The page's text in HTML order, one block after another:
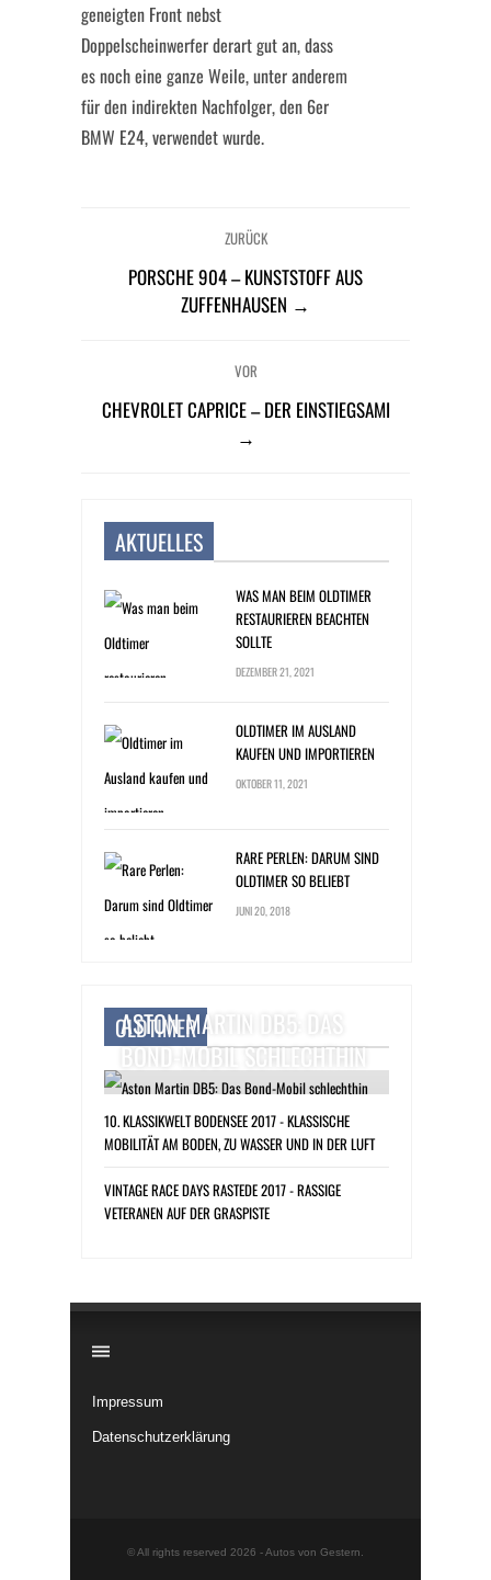
geneigten Front nebst
Doppelscheinwerfer derart gut an, dass
es noch eine ganze Weile, unter anderem
für den indirekten Nachfolger, den 6er
BMW E24, verwendet wurde.
ZURÜCK
PORSCHE 904 – KUNSTSTOFF AUS
ZUFFENHAUSEN →
VOR
CHEVROLET CAPRICE – DER EINSTIEGSAMI
→
AKTUELLES
WAS MAN BEIM OLDTIMER
RESTAURIEREN BEACHTEN
SOLLTE
DEZEMBER 21, 2021
OLDTIMER IM AUSLAND
KAUFEN UND IMPORTIEREN
OKTOBER 11, 2021
RARE PERLEN: DARUM SIND
OLDTIMER SO BELIEBT
JUNI 20, 2018
OLDTIMER
ASTON MARTIN DB5: DAS
BOND-MOBIL SCHLECHTHIN
10. KLASSIKWELT BODENSEE 2017 - KLASSISCHE
MOBILITÄT AM BODEN, ZU WASSER UND IN DER LUFT
VINTAGE RACE DAYS RASTEDE 2017 - RASSIGE
VETERANEN AUF DER GRASPISTE
Impressum
Datenschutzerklärung
© All rights reserved 2026 -Autos von Gestern